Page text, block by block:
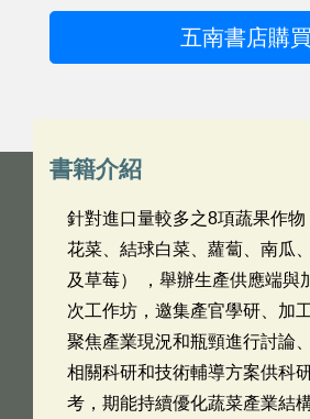
五南書店購買
書籍介紹
針對進口量較多之8項蔬果作
花菜、結球白菜、蘿蔔、南瓜
及草莓） ，舉辦生產供應端與
次工作坊，邀集產官學研、加
聚焦產業現況和瓶頸進行討論
相關科研和技術輔導方案供科
考，期能持續優化蔬菜產業結